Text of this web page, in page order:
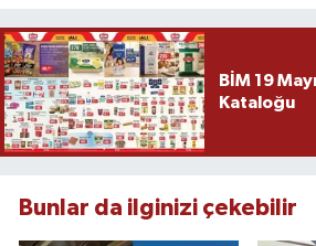
BİM 19
Kataloğu
Bunlar da ilginizi çekebilir